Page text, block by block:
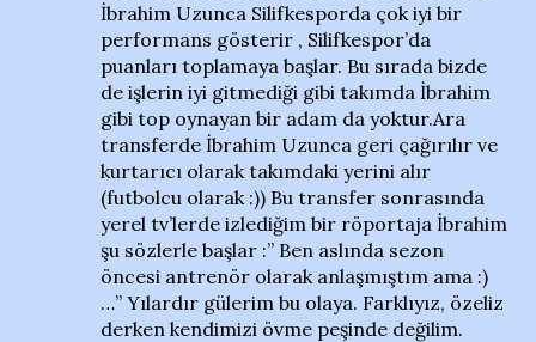
İbrahim Uzunca Silifkesporda çok iyi bir
performans gösterir , Silifkespor’da
puanları toplamaya başlar. Bu sırada bizde
de işlerin iyi gitmediği gibi takımda İbrahim
gibi top oynayan bir adam da yoktur.Ara
transferde İbrahim Uzunca geri çağırılır ve
kurtarıcı olarak takımdaki yerini alır
(futbolcu olarak :)) Bu transfer sonrasında
yerel tv’lerde izlediğim bir röportaja İbrahim
şu sözlerle başlar :” Ben aslında sezon
öncesi antrenör olarak anlaşmıştım ama :)
…” Yılardır gülerim bu olaya. Farklıyız, özeliz
derken kendimizi övme peşinde değilim.